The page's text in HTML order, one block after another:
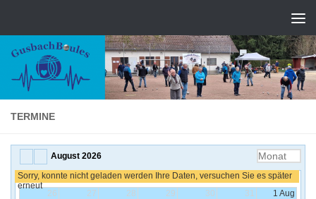
TERMINE
August 2026
Select
a
Calendar
Display
Sorry, konnte nicht geladen werden Ihre Daten, versuchen Sie es später
erneut
Son Mon Die Mit Don Fre
Sam
26
27 28 29 30 31 1 Aug